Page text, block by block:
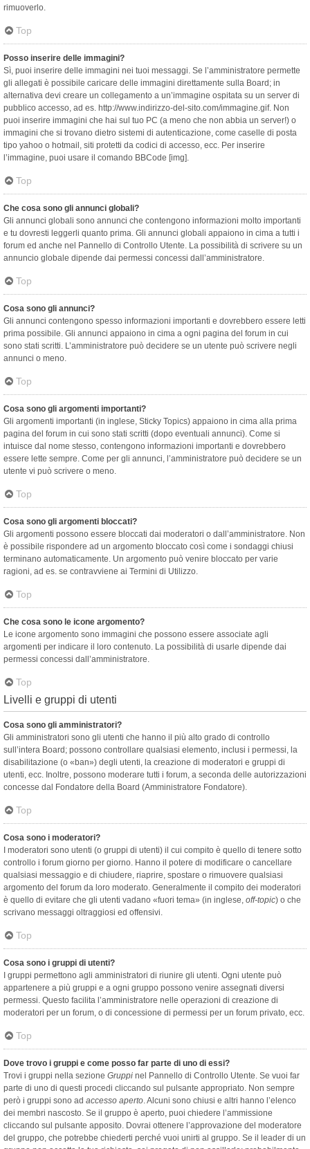
rimuoverlo.
Top
Posso inserire delle immagini?
Sì, puoi inserire delle immagini nei tuoi messaggi. Se l’amministratore permette
gli allegati è possibile caricare delle immagini direttamente sulla Board; in
alternativa devi creare un collegamento a un’immagine ospitata su un server di
pubblico accesso, ad es. http://www.indirizzo-del-sito.com/immagine.gif. Non
puoi inserire immagini che hai sul tuo PC (a meno che non abbia un server!) o
immagini che si trovano dietro sistemi di autenticazione, come caselle di posta
tipo yahoo o hotmail, siti protetti da codici di accesso, ecc. Per inserire
l’immagine, puoi usare il comando BBCode [img].
Top
Che cosa sono gli annunci globali?
Gli annunci globali sono annunci che contengono informazioni molto importanti
e tu dovresti leggerli quanto prima. Gli annunci globali appaiono in cima a tutti i
forum ed anche nel Pannello di Controllo Utente. La possibilità di scrivere su un
annuncio globale dipende dai permessi concessi dall’amministratore.
Top
Cosa sono gli annunci?
Gli annunci contengono spesso informazioni importanti e dovrebbero essere letti
prima possibile. Gli annunci appaiono in cima a ogni pagina del forum in cui
sono stati scritti. L’amministratore può decidere se un utente può scrivere negli
annunci o meno.
Top
Cosa sono gli argomenti importanti?
Gli argomenti importanti (in inglese, Sticky Topics) appaiono in cima alla prima
pagina del forum in cui sono stati scritti (dopo eventuali annunci). Come si
intuisce dal nome stesso, contengono informazioni importanti e dovrebbero
essere lette sempre. Come per gli annunci, l’amministratore può decidere se un
utente vi può scrivere o meno.
Top
Cosa sono gli argomenti bloccati?
Gli argomenti possono essere bloccati dai moderatori o dall’amministratore. Non
è possibile rispondere ad un argomento bloccato così come i sondaggi chiusi
terminano automaticamente. Un argomento può venire bloccato per varie
ragioni, ad es. se contravviene ai Termini di Utilizzo.
Top
Che cosa sono le icone argomento?
Le icone argomento sono immagini che possono essere associate agli
argomenti per indicare il loro contenuto. La possibilità di usarle dipende dai
permessi concessi dall’amministratore.
Top
Livelli e gruppi di utenti
Cosa sono gli amministratori?
Gli amministratori sono gli utenti che hanno il più alto grado di controllo
sull’intera Board; possono controllare qualsiasi elemento, inclusi i permessi, la
disabilitazione (o «ban») degli utenti, la creazione di moderatori e gruppi di
utenti, ecc. Inoltre, possono moderare tutti i forum, a seconda delle autorizzazioni
concesse dal Fondatore della Board (Amministratore Fondatore).
Top
Cosa sono i moderatori?
I moderatori sono utenti (o gruppi di utenti) il cui compito è quello di tenere sotto
controllo i forum giorno per giorno. Hanno il potere di modificare o cancellare
qualsiasi messaggio e di chiudere, riaprire, spostare o rimuovere qualsiasi
argomento del forum da loro moderato. Generalmente il compito dei moderatori
è quello di evitare che gli utenti vadano «fuori tema» (in inglese, off-topic) o che
scrivano messaggi oltraggiosi ed offensivi.
Top
Cosa sono i gruppi di utenti?
I gruppi permettono agli amministratori di riunire gli utenti. Ogni utente può
appartenere a più gruppi e a ogni gruppo possono venire assegnati diversi
permessi. Questo facilita l’amministratore nelle operazioni di creazione di
moderatori per un forum, o di concessione di permessi per un forum privato, ecc.
Top
Dove trovo i gruppi e come posso far parte di uno di essi?
Trovi i gruppi nella sezione Gruppi nel Pannello di Controllo Utente. Se vuoi far
parte di uno di questi procedi cliccando sul pulsante appropriato. Non sempre
però i gruppi sono ad accesso aperto. Alcuni sono chiusi e altri hanno l’elenco
dei membri nascosto. Se il gruppo è aperto, puoi chiedere l’ammissione
cliccando sul pulsante apposito. Dovrai ottenere l’approvazione del moderatore
del gruppo, che potrebbe chiederti perché vuoi unirti al gruppo. Se il leader di un